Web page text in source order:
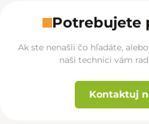
Potrebujete
Ak ste nenašli čo hľadáte,
naši technici vám
Kontaktuj